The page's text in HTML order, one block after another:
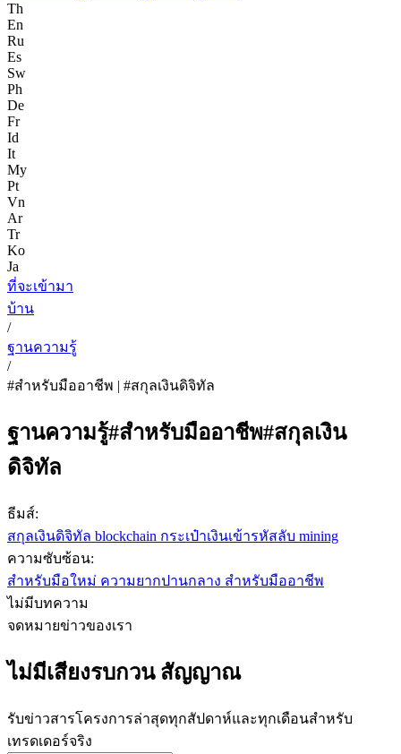
Th
En
Ru
Es
Sw
Ph
De
Fr
Id
It
My
Pt
Vn
Ar
Tr
Ko
Ja
ที่จะเข้ามา
บ้าน
/
ฐานความรู้
/
#สำหรับมืออาชีพ | #สกุลเงินดิจิทัล
ฐานความรู้#สำหรับมืออาชีพ#สกุลเงิน
ดิจิทัล
ธีมส์:
สกุลเงินดิจิทัล blockchain กระเป๋าเงินเข้ารหัสลับ mining
ความซับซ้อน:
สำหรับมือใหม่ ความยากปานกลาง สำหรับมืออาชีพ
ไม่มีบทความ
จดหมายข่าวของเรา
ไม่มีเสียงรบกวน สัญญาณ
รับข่าวสารโครงการล่าสุดทุกสัปดาห์และทุกเดือนสำหรับ
เทรดเดอร์จริง